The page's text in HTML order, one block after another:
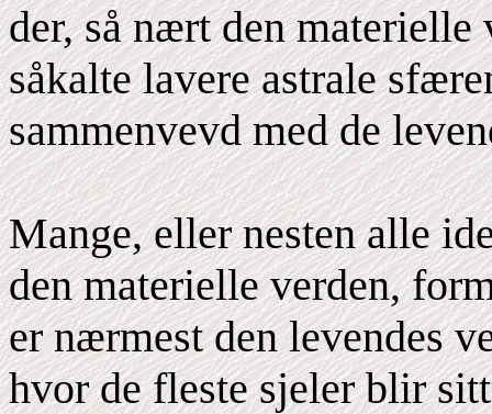
der, så nært den materielle
såkalte lavere astrale
sammenvevd med de
Mange, eller nesten alle
den materielle verden,
er nærmest den levendes
hvor de fleste sjeler blir